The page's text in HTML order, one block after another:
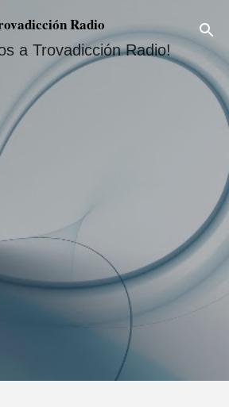
contenido principal
Radio
a Trovadicción Radio!